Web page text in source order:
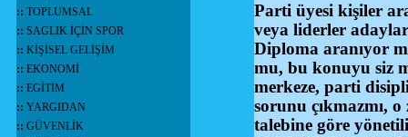
:: TOPLUMSAL
:: SAGLIK İÇİN SPOR
:: KİŞİSEL GELİŞİM
:: EKONOMİ
:: EGİTİM
:: YARGIDAN
:: GÜVENLİK
Parti üyesi kişiler
veya liderler
Diploma aranıyor
mu, bu konuyu siz
merkeze, parti
sorunu çıkmazmı,
talebine göre